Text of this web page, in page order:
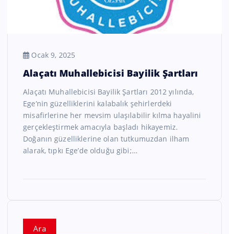
Ocak 9, 2025
Alaçatı Muhallebicisi Bayilik Şartları
Alaçatı Muhallebicisi Bayilik Şartları 2012 yılında,
Ege’nin güzelliklerini kalabalık şehirlerdeki
misafirlerine her mevsim ulaşılabilir kılma hayalini
gerçekleştirmek amacıyla başladı hikayemiz.
Doğanın güzelliklerine olan tutkumuzdan ilham
alarak, tıpkı Ege’de olduğu gibi;…
Ara